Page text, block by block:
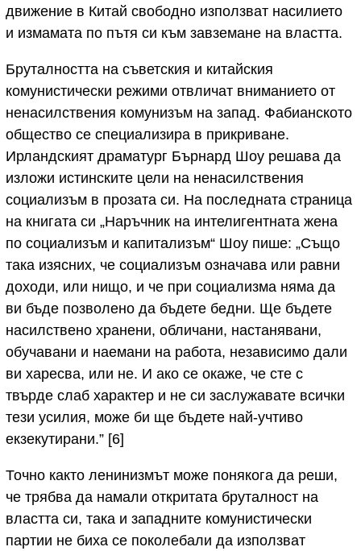
движение в Китай свободно използват насилието
и измамата по пътя си към завземане на властта.
Бруталността на съветския и китайския
комунистически режими отвличат вниманието от
ненасилствения комунизъм на запад. Фабианското
общество се специализира в прикриване.
Ирландският драматург Бърнард Шоу решава да
изложи истинските цели на ненасилствения
социализъм в прозата си. На последната страница
на книгата си „Наръчник на интелигентната жена
по социализъм и капитализъм“ Шоу пише: „Също
така изясних, че социализъм означава или равни
доходи, или нищо, и че при социализма няма да
ви бъде позволено да бъдете бедни. Ще бъдете
насилствено хранени, обличани, настанявани,
обучавани и наемани на работа, независимо дали
ви харесва, или не. И ако се окаже, че сте с
твърде слаб характер и не си заслужавате всички
тези усилия, може би ще бъдете най-учтиво
екзекутирани.” [6]
Точно както ленинизмът може понякога да реши,
че трябва да намали откритата бруталност на
властта си, така и западните комунистически
партии не биха се поколебали да използват